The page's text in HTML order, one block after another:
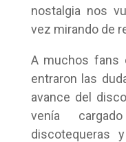
nostalgia nos
vez mirando de
A muchos fans
entraron las
avance del
venía
discotequeras